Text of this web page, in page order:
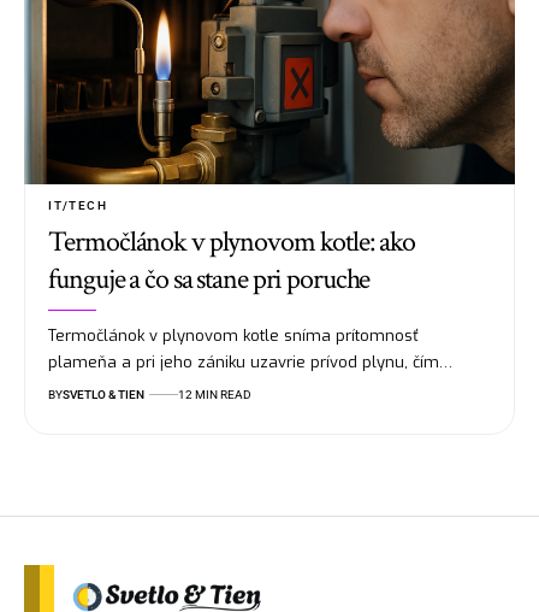
IT/TECH
Termočlánok v plynovom kotle: ako
funguje a čo sa stane pri poruche
Termočlánok v plynovom kotle sníma prítomnosť
plameňa a pri jeho zániku uzavrie prívod plynu, čím…
BYSVETLO & TIEN 12 MIN READ